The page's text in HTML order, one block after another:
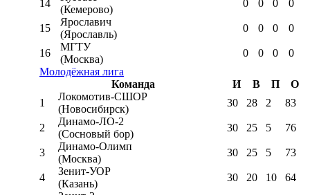
14
(Кемерово)
0 0 0 0
15
Ярославич
(Ярославль)
0 0 0 0
16
МГТУ
(Москва)
0 0 0
0
Молодёжная лига
Команда
И В П
О
1
Локомотив-CШОР
(Новосибирск)
30 28 2 83
2
Динамо-ЛО-2
(Сосновый бор)
30 25 5 76
3
Динамо-Олимп
(Москва)
30 25 5 73
4
Зенит-УОР
(Казань)
30 20 10 64